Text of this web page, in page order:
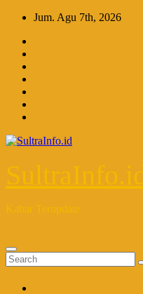
Skip
content
Jum. Agu 7th, 2026
Kabar Terupdate